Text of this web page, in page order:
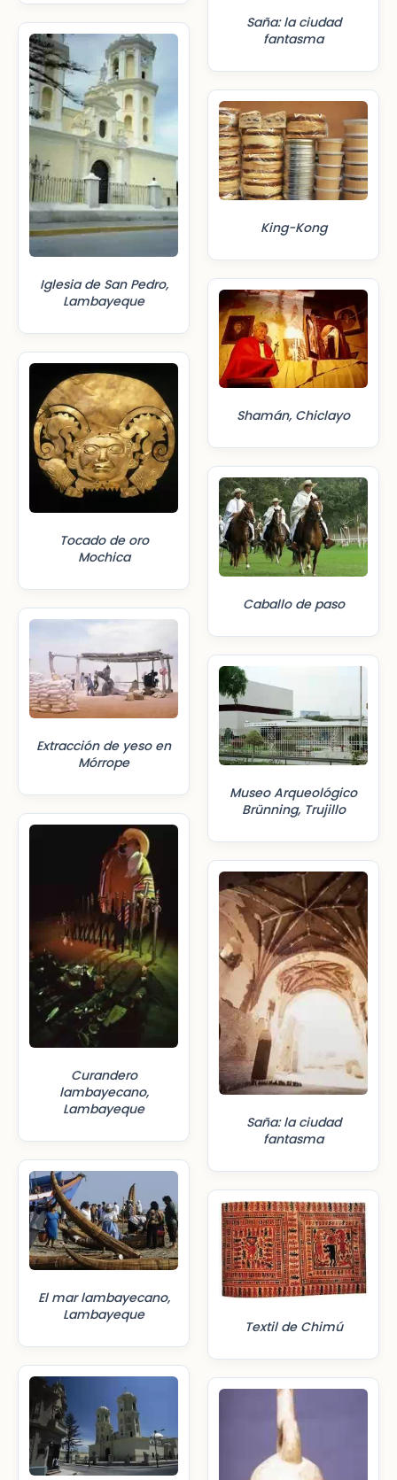
Iglesia de San Pedro,
Lambayeque
Tocado de oro
Mochica
Extracción de yeso en
Mórrope
Curandero
lambayecano,
Lambayeque
El mar lambayecano,
Lambayeque
Saña: la ciudad
fantasma
King-Kong
Shamán, Chiclayo
Caballo de paso
Museo Arqueológico
Brünning, Trujillo
Saña: la ciudad
fantasma
Textil de Chimú